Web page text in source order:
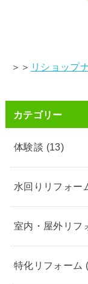
＞＞ リショップ
カテゴリー
体験談 (13)
水回りリフォー
室内・屋外リフ
特化リフォーム